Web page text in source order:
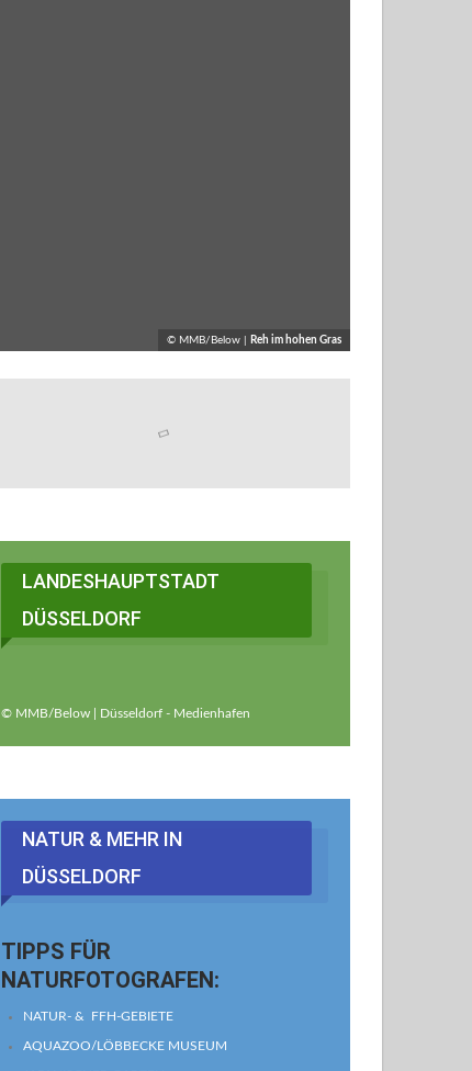
© MMB/Below | Reh im hohen Gras
LANDESHAUPTSTADT
DÜSSELDORF
© MMB/Below | Düsseldorf - Medienhafen
NATUR & MEHR IN
DÜSSELDORF
TIPPS FÜR
NATURFOTOGRAFEN:
NATUR- & FFH-GEBIETE
AQUAZOO/LÖBBECKE MUSEUM